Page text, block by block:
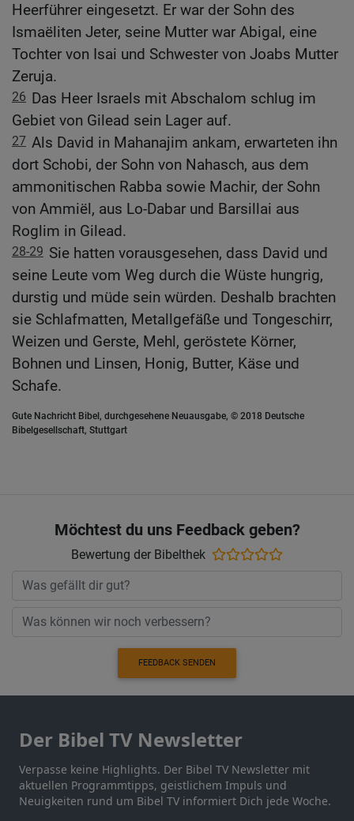
Heerführer eingesetzt. Er war der Sohn des
Ismaëliten Jeter, seine Mutter war Abigal, eine
Tochter von Isai und Schwester von Joabs Mutter
Zeruja.
26 Das Heer Israels mit Abschalom schlug im
Gebiet von Gilead sein Lager auf.
27 Als David in Mahanajim ankam, erwarteten ihn
dort Schobi, der Sohn von Nahasch, aus dem
ammonitischen Rabba sowie Machir, der Sohn
von Ammiël, aus Lo-Dabar und Barsillai aus
Roglim in Gilead.
28-29 Sie hatten vorausgesehen, dass David und
seine Leute vom Weg durch die Wüste hungrig,
durstig und müde sein würden. Deshalb brachten
sie Schlafmatten, Metallgefäße und Tongeschirr,
Weizen und Gerste, Mehl, geröstete Körner,
Bohnen und Linsen, Honig, Butter, Käse und
Schafe.
Gute Nachricht Bibel, durchgesehene Neuausgabe, © 2018 Deutsche
Bibelgesellschaft, Stuttgart
Möchtest du uns Feedback geben?
Bewertung der Bibelthek
FEEDBACK SENDEN
Der Bibel TV Newsletter
Verpasse keine Highlights. Der Bibel TV Newsletter mit
aktuellen Programmtipps, geistlichem Impuls und
Neuigkeiten rund um Bibel TV informiert Dich jede Woche.